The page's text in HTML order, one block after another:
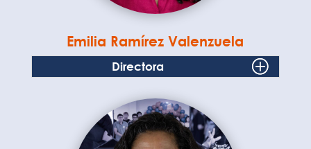
Emilia Ramírez Valenzuela
Directora